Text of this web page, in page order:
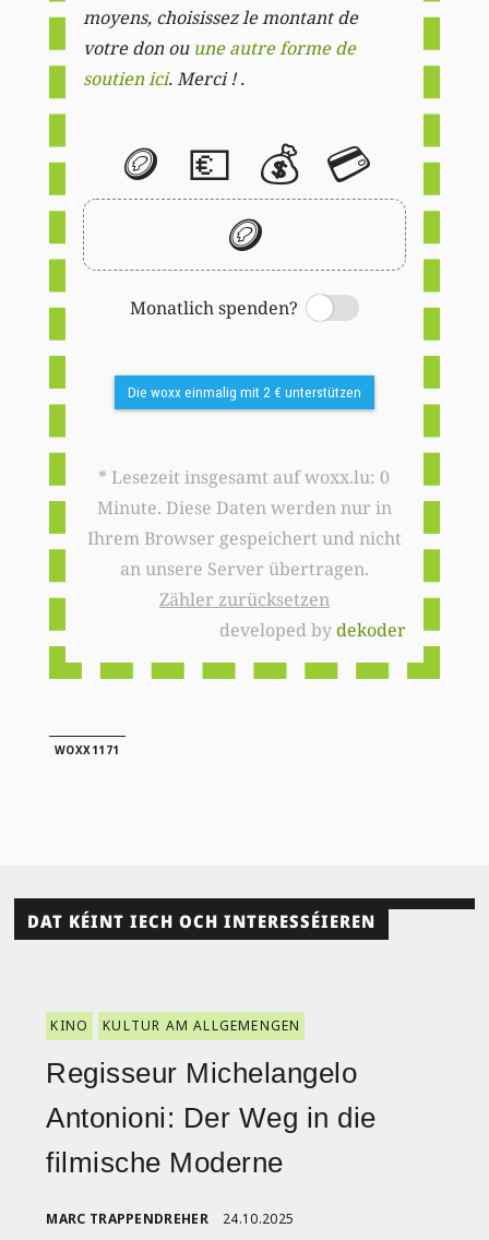
moyens, choisissez le montant de
votre don ou une autre forme de
soutien ici. Merci ! .
🪙 💶 💰 💳
🪙
Monatlich spenden?
Switch
Die woxx einmalig mit 2 € unterstützen
* Lesezeit insgesamt auf woxx.lu: 0
Minute. Diese Daten werden nur in
Ihrem Browser gespeichert und nicht
an unsere Server übertragen.
Zähler zurücksetzen
developed bydekoder
WOXX1171
DAT KÉINT IECH OCH INTERESSÉIEREN
KINO KULTUR AM ALLGEMENGEN
Regisseur Michelangelo
Antonioni: Der Weg in die
filmische Moderne
MARC TRAPPENDREHER 24.10.2025